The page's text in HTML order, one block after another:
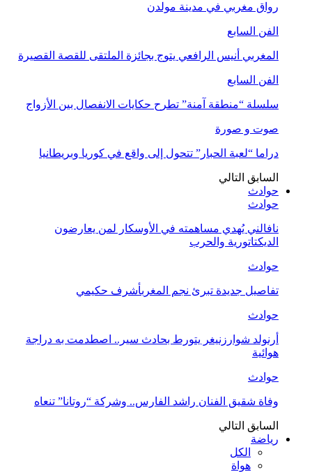
رواق مغربي في مدينة مولدن
الفن السابع
المغربي أنيس الرافعي يتوج بجائزة الملتقى للقصة القصيرة
الفن السابع
سلسلة “منطقة آمنة” تطرح حكايات الانفصال بين الأزواج
صوت و صورة
دراما “لعبة الحبار” تتحول إلى واقع في كوريا وبريطانيا
السابق التالي
حوادث
حوادث
نافالني يُهدي مساهمته في الأوسكار لمن يعارضون
الديكتاتورية والحرب
حوادث
تفاصيل جديدة تبرئ نجم المغربأشرف حكيمي
حوادث
أرنولد شوارزنيغر يتورط بحادث سير.. اصطدمت به دراجة
هوائية
حوادث
وفاة شقيق الفنان راشد الفارس.. وشركة “روتانا” تنعاه
السابق التالي
رياضة
الكل
هواة